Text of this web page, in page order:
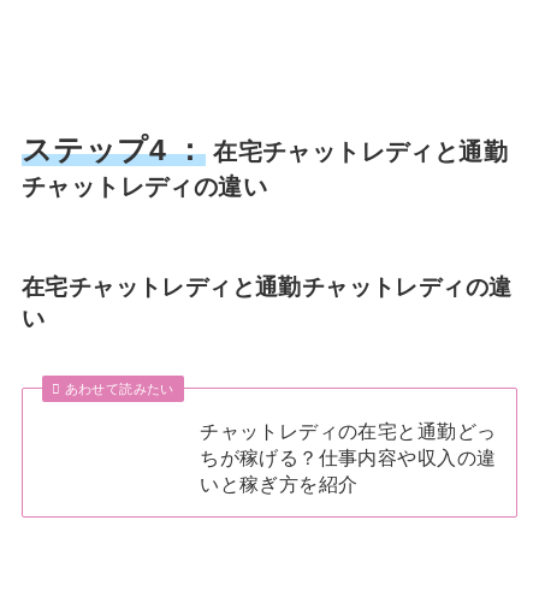
ステップ4 ：在宅チャットレディと通勤
チャットレディの違い
在宅チャットレディと通勤チャットレディの違
い
あわせて読みたい
チャットレディの在宅と通勤どっ
ちが稼げる？仕事内容や収入の違
いと稼ぎ方を紹介